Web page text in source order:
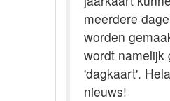
meerdere
worden
wordt namelijk
'dagkaart'.
nieuws!